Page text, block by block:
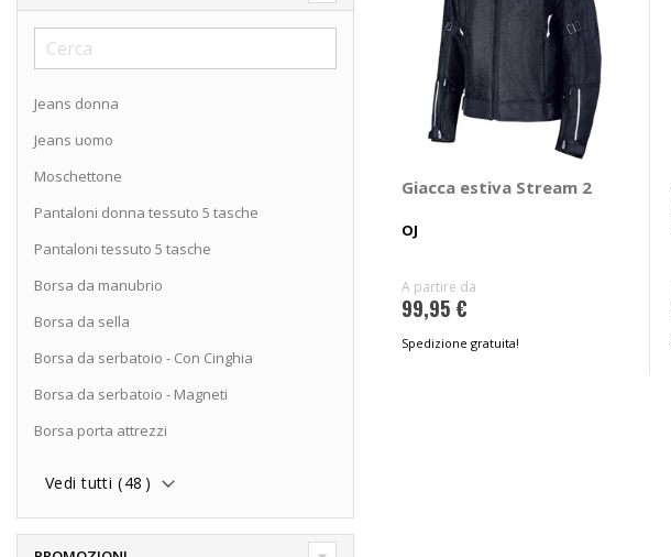
Giacca estiva Stream 2
OJ
A partire da
99,95 €
Spedizione gratuita!
Jeans donna
Jeans uomo
Moschettone
Pantaloni donna tessuto 5 tasche
Pantaloni tessuto 5 tasche
Borsa da manubrio
Borsa da sella
Borsa da serbatoio - Con Cinghia
Borsa da serbatoio - Magneti
Borsa porta attrezzi
Vedi tutti (48 )